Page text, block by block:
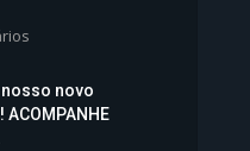
Lemos
nesta...
nosso novo
ACOMPANHE